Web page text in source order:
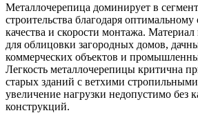
Металлочерепица доминирует в
строительства благодаря
качества и скорости монтажа.
для облицовки загородных домов,
коммерческих объектов и
Легкость металлочерепицы критична
старых зданий с ветхими
увеличение нагрузки недопустимо без
конструкций.